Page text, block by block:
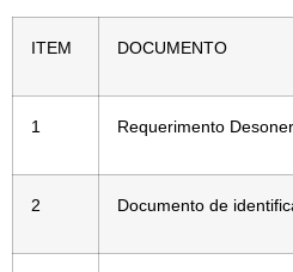
ITEM DOCUMENTO
1 Requerimento
2 Documento de